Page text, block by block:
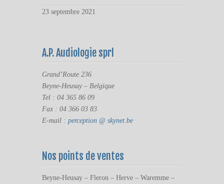
23 septembre 2021
A.P. Audiologie sprl
Grand’Route 236
Beyne-Heusay – Belgique
Tel : 04 365 86 09
Fax : 04 366 03 83
E-mail : perception @ skynet.be
Nos points de ventes
Beyne-Heusay – Fleron – Herve – Waremme –